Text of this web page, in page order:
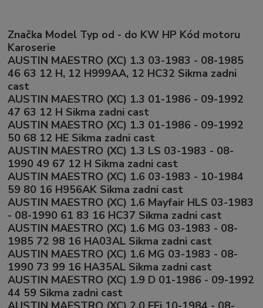
Značka Model Typ od - do KW HP Kód motoru
Karoserie
AUSTIN MAESTRO (XC) 1.3 03-1983 - 08-1985
46 63 12 H, 12 H999AA, 12 HC32 Sikma zadni
cast
AUSTIN MAESTRO (XC) 1.3 01-1986 - 09-1992
47 63 12 H Sikma zadni cast
AUSTIN MAESTRO (XC) 1.3 01-1986 - 09-1992
50 68 12 HE Sikma zadni cast
AUSTIN MAESTRO (XC) 1.3 LS 03-1983 - 08-
1990 49 67 12 H Sikma zadni cast
AUSTIN MAESTRO (XC) 1.6 03-1983 - 10-1984
59 80 16 H956AK Sikma zadni cast
AUSTIN MAESTRO (XC) 1.6 Mayfair HLS 03-1983
- 08-1990 61 83 16 HC37 Sikma zadni cast
AUSTIN MAESTRO (XC) 1.6 MG 03-1983 - 08-
1985 72 98 16 HA03AL Sikma zadni cast
AUSTIN MAESTRO (XC) 1.6 MG 03-1983 - 08-
1990 73 99 16 HA35AL Sikma zadni cast
AUSTIN MAESTRO (XC) 1.9 D 01-1986 - 09-1992
44 59 Sikma zadni cast